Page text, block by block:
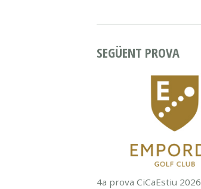
SEGÜENT PROVA
4a prova CiCaEstiu 2026